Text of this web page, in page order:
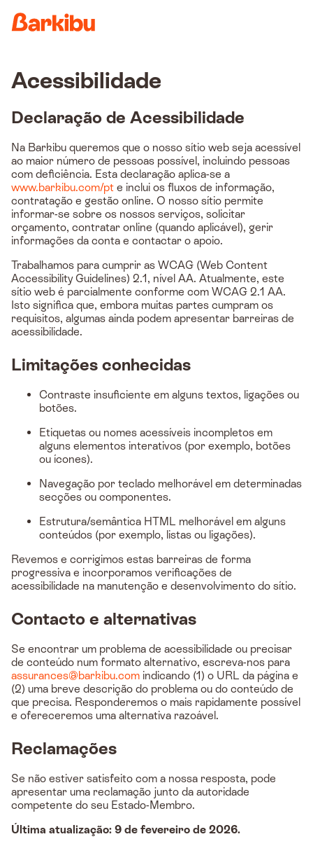
Acessibilidade
Declaração de Acessibilidade
Na Barkibu queremos que o nosso sítio web seja acessível
ao maior número de pessoas possível, incluindo pessoas
com deficiência. Esta declaração aplica-se a
www.barkibu.com/pt e inclui os fluxos de informação,
contratação e gestão online. O nosso sítio permite
informar-se sobre os nossos serviços, solicitar
orçamento, contratar online (quando aplicável), gerir
informações da conta e contactar o apoio.
Trabalhamos para cumprir as WCAG (Web Content
Accessibility Guidelines) 2.1, nível AA. Atualmente, este
sítio web é parcialmente conforme com WCAG 2.1 AA.
Isto significa que, embora muitas partes cumpram os
requisitos, algumas ainda podem apresentar barreiras de
acessibilidade.
Limitações conhecidas
Contraste insuficiente em alguns textos, ligações ou
botões.
Etiquetas ou nomes acessíveis incompletos em
alguns elementos interativos (por exemplo, botões
ou ícones).
Navegação por teclado melhorável em determinadas
secções ou componentes.
Estrutura/semântica HTML melhorável em alguns
conteúdos (por exemplo, listas ou ligações).
Revemos e corrigimos estas barreiras de forma
progressiva e incorporamos verificações de
acessibilidade na manutenção e desenvolvimento do sítio.
Contacto e alternativas
Se encontrar um problema de acessibilidade ou precisar
de conteúdo num formato alternativo, escreva-nos para
assurances@barkibu.com indicando (1) o URL da página e
(2) uma breve descrição do problema ou do conteúdo de
que precisa. Responderemos o mais rapidamente possível
e ofereceremos uma alternativa razoável.
Reclamações
Se não estiver satisfeito com a nossa resposta, pode
apresentar uma reclamação junto da autoridade
competente do seu Estado-Membro.
Última atualização: 9 de fevereiro de 2026.